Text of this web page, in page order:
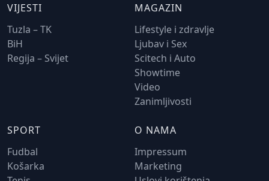
VIJESTI
Tuzla – TK
BiH
Regija – Svijet
MAGAZIN
Lifestyle i zdravlje
Ljubav i Sex
Scitech i Auto
Showtime
Video
Zanimljivosti
SPORT
Fudbal
Košarka
O NAMA
Impressum
Marketing